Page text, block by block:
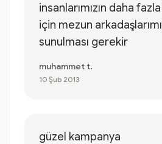
insanlarımızın daha
için mezun
sunulması gerekir
muhammet t.
10 Şub 2013
güzel kampanya